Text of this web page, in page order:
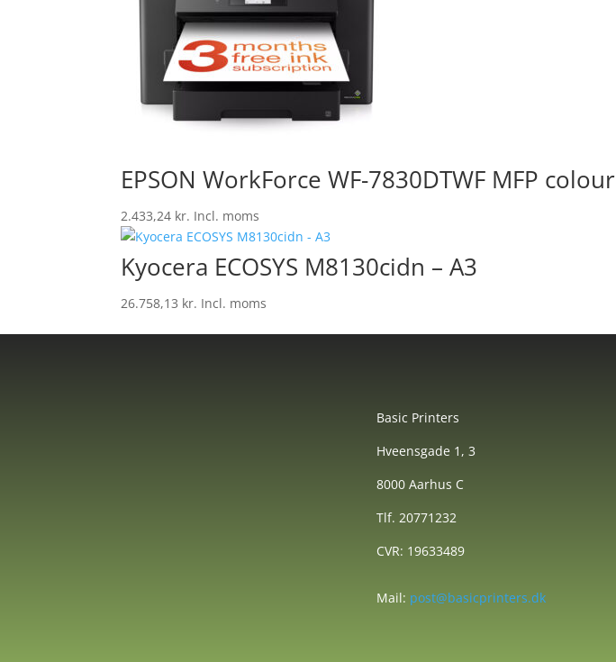
EPSON WorkForce WF-7830DTWF MFP colour
2.433,24 kr. Incl. moms
Kyocera ECOSYS M8130cidn – A3
26.758,13 kr. Incl. moms
Basic Printers
Hveensgade 1, 3
8000 Aarhus C
Tlf. 20771232
CVR: 19633489
Mail: post@basicprinters.dk